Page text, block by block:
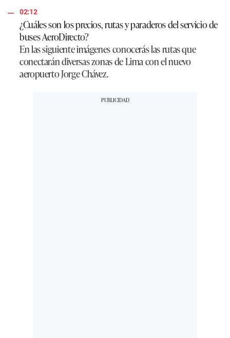
02:12
¿Cuáles son los precios, rutas y paraderos del servicio de
buses AeroDirecto?
En las siguiente imágenes conocerás las rutas que
conectarán diversas zonas de Lima con el nuevo
aeropuerto Jorge Chávez.